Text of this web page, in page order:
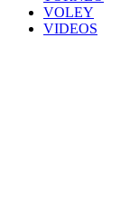
VOLEY
VIDEOS